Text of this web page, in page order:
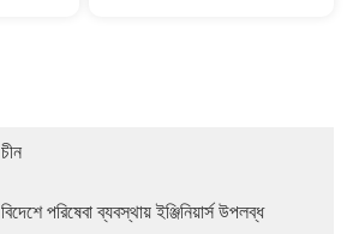
চীন
বিদেশে পরিষেবা ব্যবস্থায় ইঞ্জিনিয়ার্স উপলব্ধ